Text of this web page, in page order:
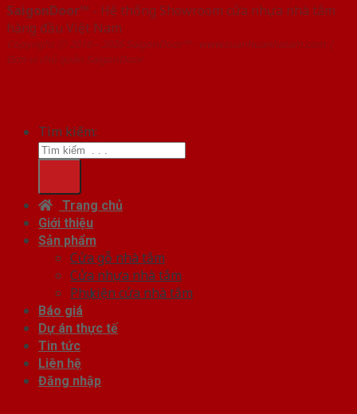
SaigonDoor™ - Hệ thống Showroom cửa nhựa nhà tắm
hàng đầu Việt Nam
Copyright ⓒ 2016 – 2026 SaigonDoor™ - www.cuanhuanhatam.com |
Đơn vị chủ quản SaigonDoor
Tìm kiếm:
Trang chủ
Giới thiệu
Sản phẩm
Cửa gỗ nhà tắm
Cửa nhựa nhà tắm
Phụ kiện cửa nhà tắm
Báo giá
Dự án thực tế
Tin tức
Liên hệ
Đăng nhập